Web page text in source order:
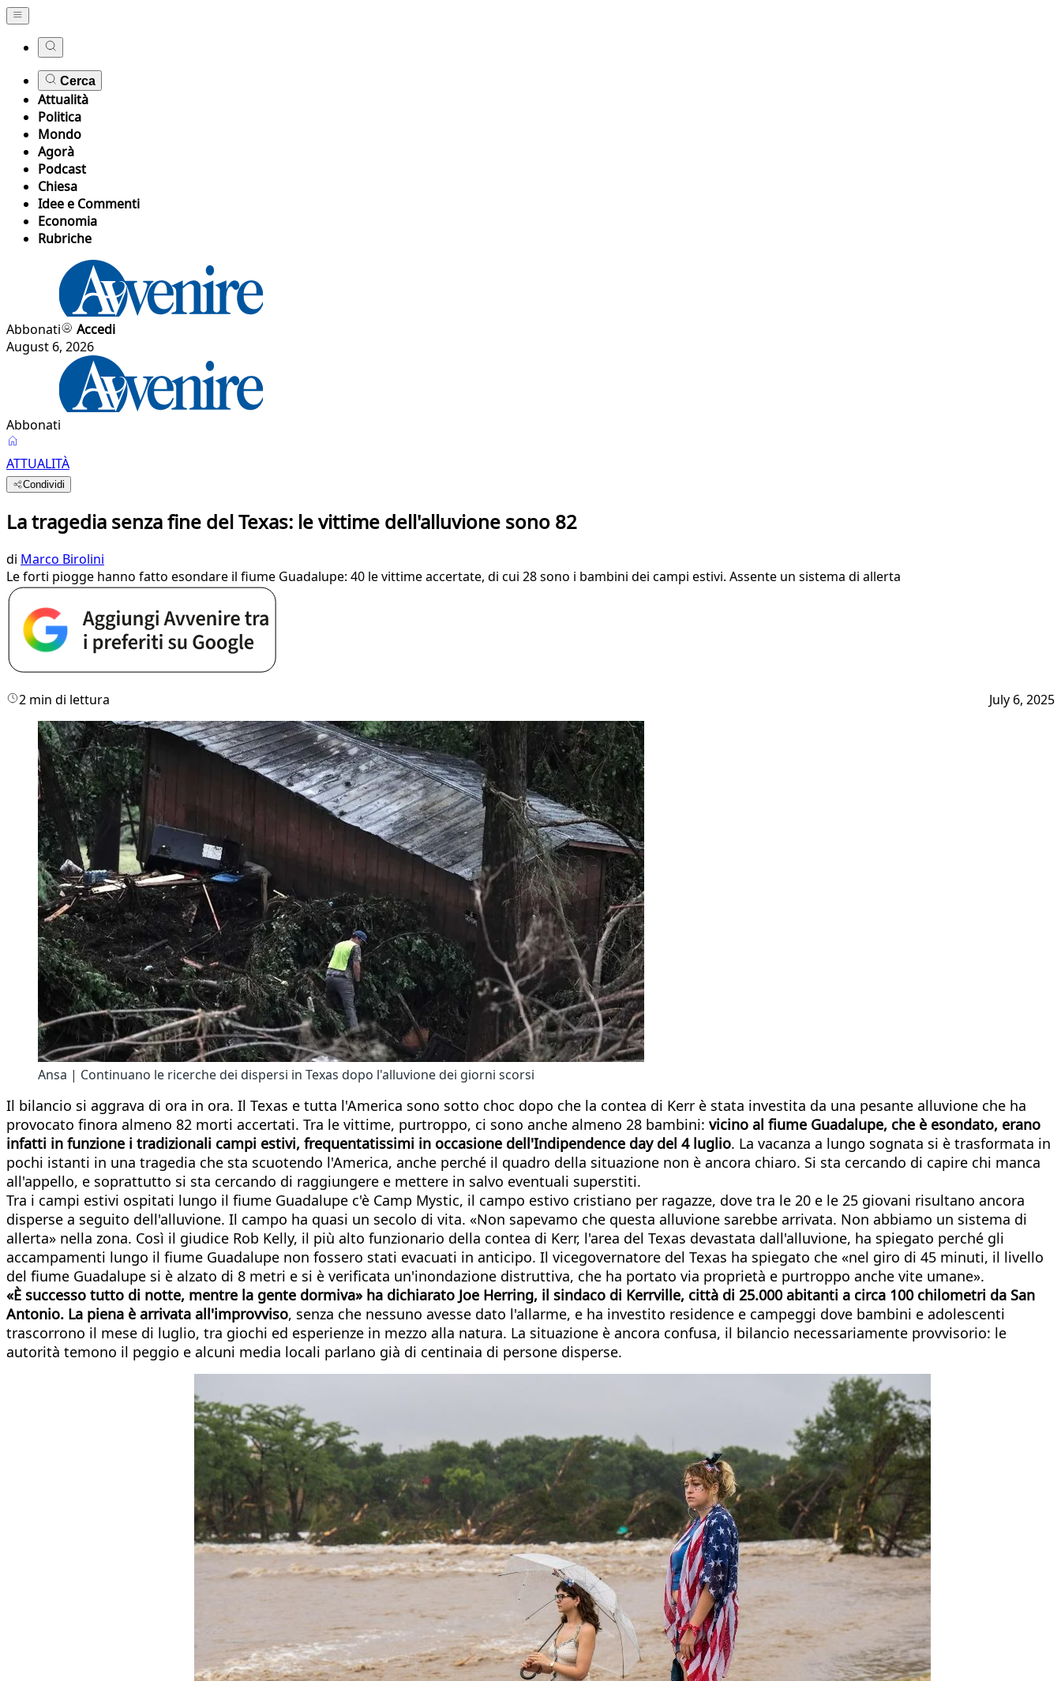
Cerca
Attualità
Politica
Mondo
Agorà
Podcast
Chiesa
Idee e Commenti
Economia
Rubriche
Abbonati
Accedi
August 6, 2026
Abbonati
ATTUALITÀ
Condividi
La tragedia senza fine del Texas: le vittime dell'alluvione sono 82
di Marco Birolini
Le forti piogge hanno fatto esondare il fiume Guadalupe: 40 le vittime accertate, di cui 28 sono i bambini dei campi estivi. Assente un sistema di allerta
2 min di lettura July 6, 2025
Ansa | Continuano le ricerche dei dispersi in Texas dopo l'alluvione dei giorni scorsi
Il bilancio si aggrava di ora in ora. Il Texas e tutta l'America sono sotto choc dopo che la contea di Kerr è stata investita da una pesante alluvione che ha
provocato finora almeno 82 morti accertati. Tra le vittime, purtroppo, ci sono anche almeno 28 bambini: vicino al fiume Guadalupe, che è esondato, erano
infatti in funzione i tradizionali campi estivi, frequentatissimi in occasione dell'Indipendence day del 4 luglio. La vacanza a lungo sognata si è trasformata in
pochi istanti in una tragedia che sta scuotendo l'America, anche perché il quadro della situazione non è ancora chiaro. Si sta cercando di capire chi manca
all'appello, e soprattutto si sta cercando di raggiungere e mettere in salvo eventuali superstiti.
Tra i campi estivi ospitati lungo il fiume Guadalupe c'è Camp Mystic, il campo estivo cristiano per ragazze, dove tra le 20 e le 25 giovani risultano ancora
disperse a seguito dell'alluvione. Il campo ha quasi un secolo di vita. «Non sapevamo che questa alluvione sarebbe arrivata. Non abbiamo un sistema di
allerta» nella zona. Così il giudice Rob Kelly, il più alto funzionario della contea di Kerr, l'area del Texas devastata dall'alluvione, ha spiegato perché gli
accampamenti lungo il fiume Guadalupe non fossero stati evacuati in anticipo. Il vicegovernatore del Texas ha spiegato che «nel giro di 45 minuti, il livello
del fiume Guadalupe si è alzato di 8 metri e si è verificata un'inondazione distruttiva, che ha portato via proprietà e purtroppo anche vite umane».
«È successo tutto di notte, mentre la gente dormiva» ha dichiarato Joe Herring, il sindaco di Kerrville, città di 25.000 abitanti a circa 100 chilometri da San
Antonio. La piena è arrivata all'improvviso, senza che nessuno avesse dato l'allarme, e ha investito residence e campeggi dove bambini e adolescenti
trascorrono il mese di luglio, tra giochi ed esperienze in mezzo alla natura. La situazione è ancora confusa, il bilancio necessariamente provvisorio: le
autorità temono il peggio e alcuni media locali parlano già di centinaia di persone disperse.